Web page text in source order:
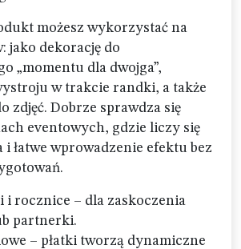
możesz wykorzystać na
jako dekorację do
„momentu dla dwojga”,
w trakcie randki, a także
zdjęć. Dobrze sprawdza się
eventowych, gdzie liczy się
i łatwe wprowadzenie efektu bez
i rocznice – dla zaskoczenia
partnerki.
– płatki tworzą dynamiczne